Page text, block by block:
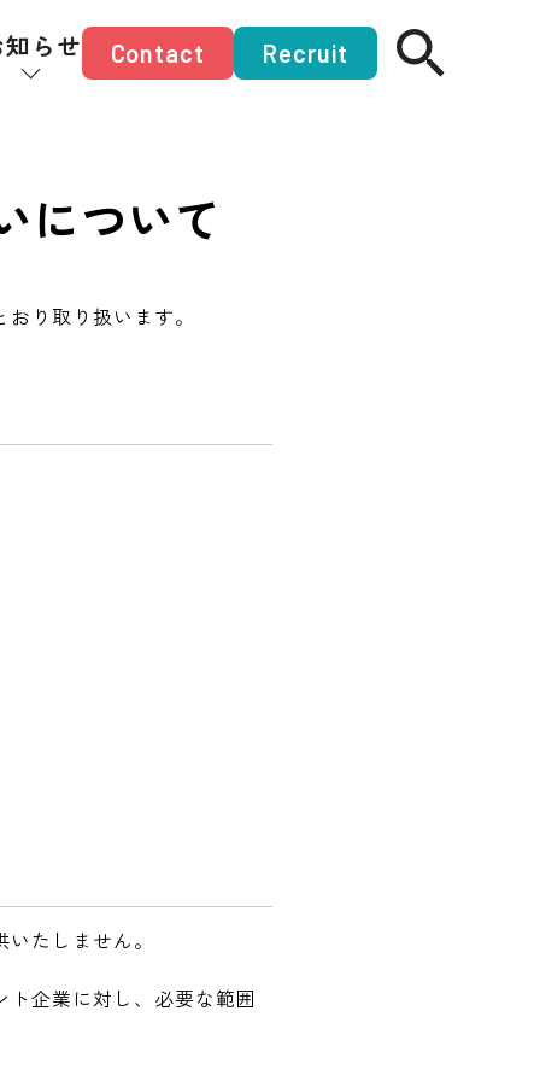
らせ Contact Recruit
について
り取り扱います。
たしません。
企業に対し、必要な範囲